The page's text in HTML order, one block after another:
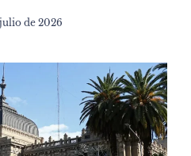
de 2026